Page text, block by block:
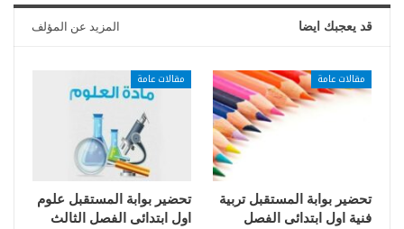
قد يعجبك ايضا المزيد عن المؤلف
مقالات عامة
تحضير بوابة المستقبل تربية
فنية اول ابتدائى الفصل
مقالات عامة
تحضير بوابة المستقبل علوم
اول ابتدائى الفصل الثالث